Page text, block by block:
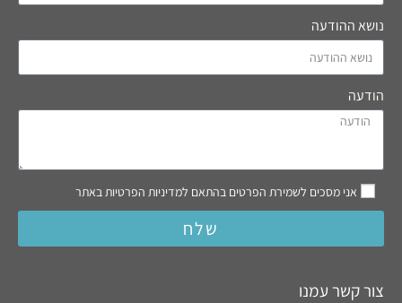
נושא ההודעה
הודעה
אני מסכים לשמירת הפרטים בהתאם למדיניות הפרטיות באתר
שלח
צור קשר עמנו